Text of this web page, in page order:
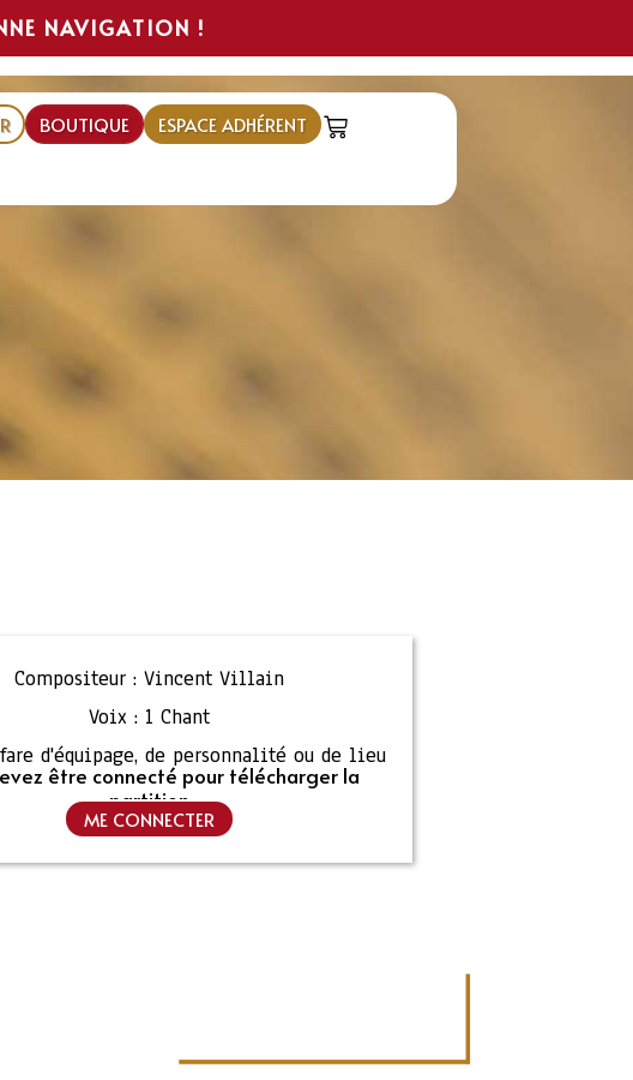
NAVIGATION !
BOUTIQUE ESPACE ADHÉRENT
Compositeur : Vincent Villain
Voix : 1 Chant
d'équipage, de personnalité ou de lieu
être connecté pour télécharger la
partition
ME CONNECTER